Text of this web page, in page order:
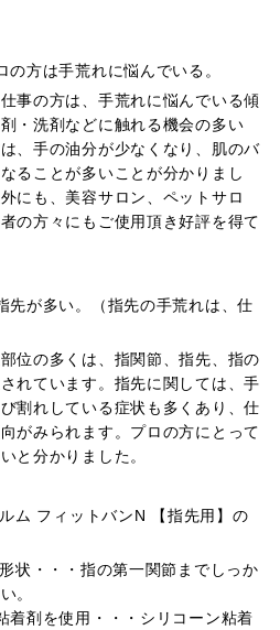
方は手荒れに悩んでいる。
事の方は、手荒れに悩んでいる傾
・洗剤などに触れる機会の多い
、手の油分が少なくなり、肌のバ
ることが多いことが分かりまし
にも、美容サロン、ペットサロ
の方々にもご使用頂き好評を得て
先が多い。（指先の手荒れは、仕
位の多くは、指関節、指先、指の
れています。指先に関しては、手
割れしている症状も多くあり、仕
がみられます。プロの方にとって
と分かりました。
ム フィットバンN 【指先用】の
状・・・指の第一関節までしっか
。
着剤を使用・・・シリコーン粘着